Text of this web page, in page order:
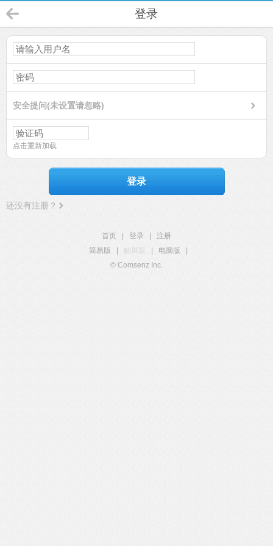
登录
安全提问(未设置请忽略)
点击重新加载
登录
还没有注册？
首页 登录
注册
简易版
触屏版 电脑版
© Comsenz Inc.